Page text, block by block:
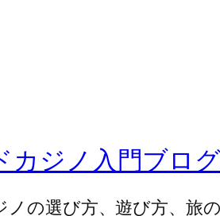
カジノ入門ブログ
の選び方、遊び方、旅